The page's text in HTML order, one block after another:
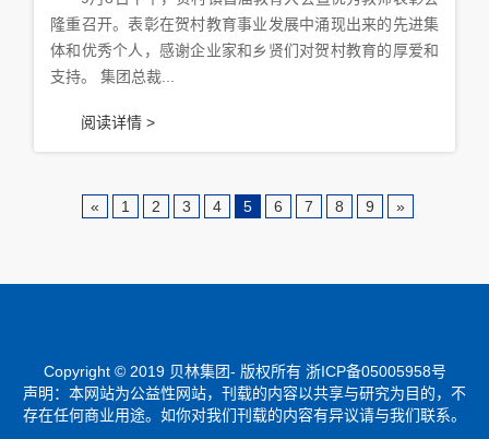
隆重召开。表彰在贺村教育事业发展中涌现出来的先进集
体和优秀个人，感谢企业家和乡贤们对贺村教育的厚爱和
支持。 集团总裁...
阅读详情 >
« 1 2 3 4 5 6 7 8 9 »
Copyright © 2019 贝林集团- 版权所有 浙ICP备05005958号
声明：本网站为公益性网站，刊载的内容以共享与研究为目的，不
存在任何商业用途。如你对我们刊载的内容有异议请与我们联系。